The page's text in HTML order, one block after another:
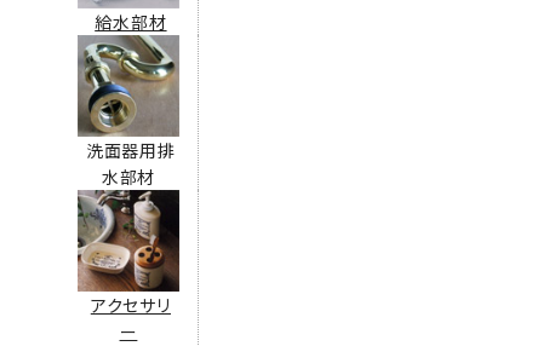
給水部材
洗面器用排
水部材
アクセサリ
ー